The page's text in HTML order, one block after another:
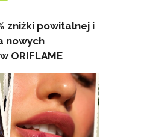
zniżki powitalnej i
nowych
ORIFLAME